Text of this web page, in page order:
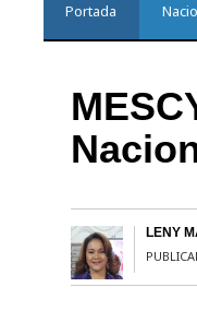
Portada
LENY